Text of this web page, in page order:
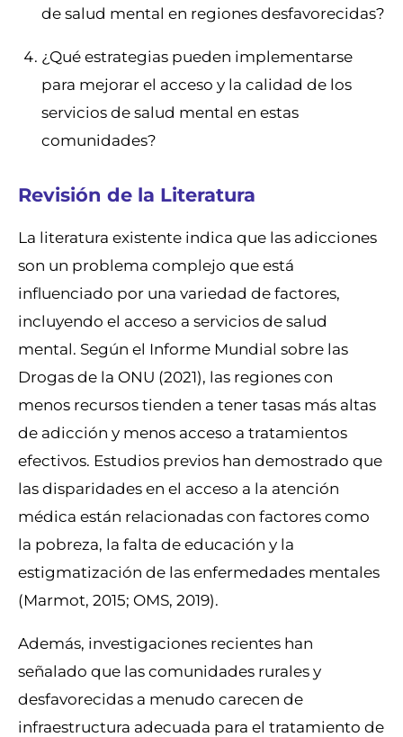
de salud mental en regiones desfavorecidas?
¿Qué estrategias pueden implementarse
para mejorar el acceso y la calidad de los
servicios de salud mental en estas
comunidades?
Revisión de la Literatura
La literatura existente indica que las adicciones
son un problema complejo que está
influenciado por una variedad de factores,
incluyendo el acceso a servicios de salud
mental. Según el Informe Mundial sobre las
Drogas de la ONU (2021), las regiones con
menos recursos tienden a tener tasas más altas
de adicción y menos acceso a tratamientos
efectivos. Estudios previos han demostrado que
las disparidades en el acceso a la atención
médica están relacionadas con factores como
la pobreza, la falta de educación y la
estigmatización de las enfermedades mentales
(Marmot, 2015; OMS, 2019).
Además, investigaciones recientes han
señalado que las comunidades rurales y
desfavorecidas a menudo carecen de
infraestructura adecuada para el tratamiento de